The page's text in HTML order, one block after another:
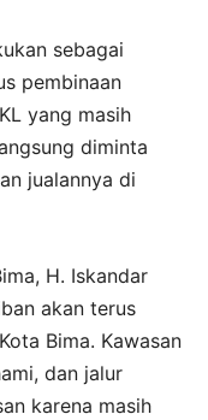
sebagai
pembinaan
yang masih
diminta
jualannya di
H. Iskandar
akan terus
Bima. Kawasan
dan jalur
karena masih